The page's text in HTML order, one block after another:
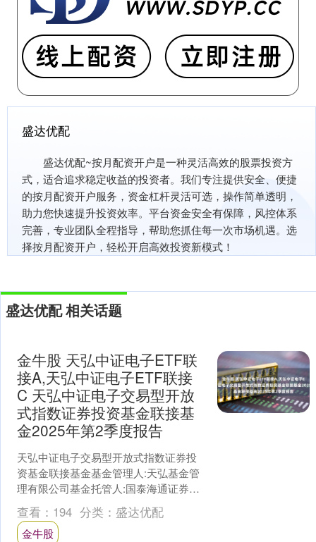
盛达优配
盛达优配~按月配资开户是一种灵活高效的股票投资方
式，适合追求稳定收益的投资者。我们专注提供安全、便捷
的按月配资开户服务，资金杠杆灵活可选，操作简单透明，
助力您快速提升投资效率。平台资金安全有保障，风控体系
完善，专业团队全程指导，帮助您抓住每一次市场机遇。选
择按月配资开户，轻松开启高效投资新模式！
盛达优配 相关话题
金牛股 天弘中证电子ETF联
接A,天弘中证电子ETF联接
C 天弘中证电子交易型开放
式指数证券投资基金联接基
金2025年第2季度报告
天弘中证电子交易型开放式指数证券投
资基金联接基金基金管理人:天弘基金管
理有限公司基金托管人:国泰海通证券股
份有限公司报告送出日期:2025年07月21
日§1重要....
查看： 194 分类： 盛达优配
金牛股